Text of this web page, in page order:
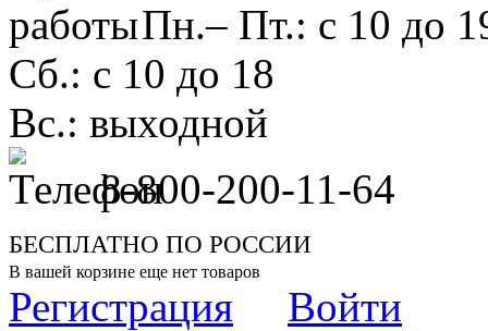
Пн.– Пт.: с 10 до
Сб.: с 10 до 18
Вс.: выходной
8-800-200-11-64
БЕСПЛАТНО ПО РОССИИ
В вашей корзине еще нет товаров
Регистрация
Войти